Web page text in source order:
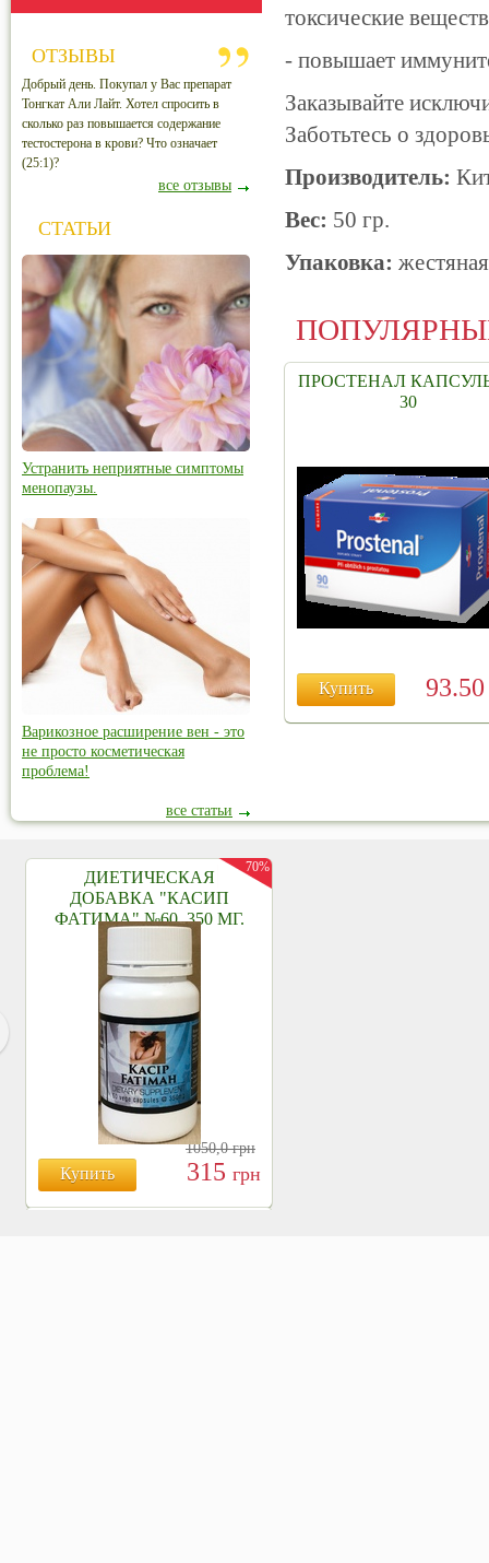
токсические
- повышает
Заказывайте
Заботьтесь о
Производитель:
Вес: 50 гр.
Упаковка:
ПРОСТЕНАЛ
30
Купить
ОТЗЫВЫ
Добрый день. Покупал у Вас препарат
Тонгкат Али Лайт. Хотел спросить в
сколько раз повышается содержание
тестостерона в крови? Что означает
(25:1)?
все отзывы
СТАТЬИ
Устранить неприятные симптомы
менопаузы.
Варикозное расширение вен - это
не просто косметическая
проблема!
все статьи
ДИЕТИЧЕСКАЯ
ДОБАВКА "КАСИП
ФАТИМА" №60, 350 МГ.
Купить
1050,0грн
315 грн
70%